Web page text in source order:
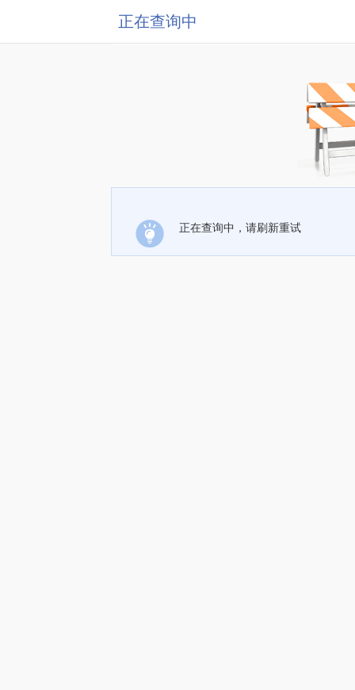
正在查询中
正在查询中，请刷新重试